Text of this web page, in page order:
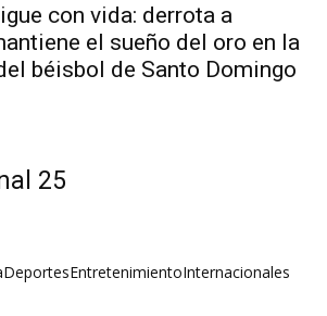
con vida: derrota a
el sueño del oro en la
béisbol de Santo Domingo
25
DeportesEntretenimientoInternacionales